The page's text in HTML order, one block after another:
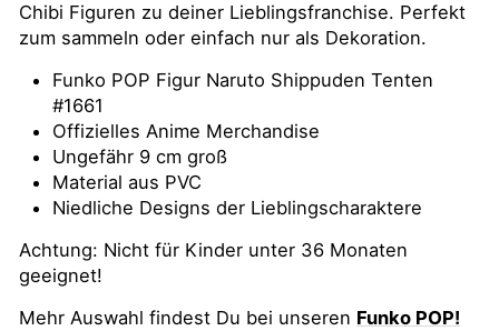
Chibi Figuren zu deiner Lieblingsfranchise. Perfekt
zum sammeln oder einfach nur als Dekoration.
Funko POP Figur Naruto Shippuden Tenten
#1661
Offizielles Anime Merchandise
Ungefähr 9 cm groß
Material aus PVC
Niedliche Designs der Lieblingscharaktere
Achtung: Nicht für Kinder unter 36 Monaten
geeignet!
Mehr Auswahl findest Du bei unseren Funko POP!